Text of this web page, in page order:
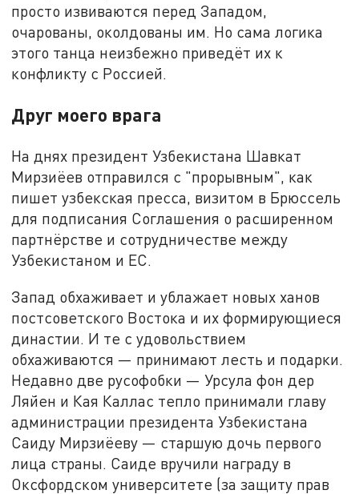
просто извиваются перед Западом,
очарованы, околдованы им. Но сама логика
этого танца неизбежно приведёт их к
конфликту с Россией.
Друг моего врага
На днях президент Узбекистана Шавкат
Мирзиёев отправился с "прорывным", как
пишет узбекская пресса, визитом в Брюссель
для подписания Соглашения о расширенном
партнёрстве и сотрудничестве между
Узбекистаном и ЕС.
Запад обхаживает и ублажает новых ханов
постсоветского Востока и их формирующиеся
династии. И те с удовольствием
обхаживаются — принимают лесть и подарки.
Недавно две русофобки — Урсула фон дер
Ляйен и Кая Каллас тепло принимали главу
администрации президента Узбекистана
Саиду Мирзиёеву — старшую дочь первого
лица страны. Саиде вручили награду в
Оксфордском университете (за защиту прав